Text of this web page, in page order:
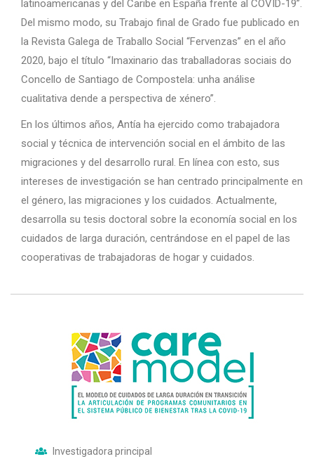
latinoamericanas y del Caribe en España frente al COVID-19”.
Del mismo modo, su Trabajo final de Grado fue publicado en
la Revista Galega de Traballo Social “Fervenzas” en el año
2020, bajo el título “Imaxinario das traballadoras sociais do
Concello de Santiago de Compostela: unha análise
cualitativa dende a perspectiva de xénero”.
En los últimos años, Antía ha ejercido como trabajadora
social y técnica de intervención social en el ámbito de las
migraciones y del desarrollo rural. En línea con esto, sus
intereses de investigación se han centrado principalmente en
el género, las migraciones y los cuidados. Actualmente,
desarrolla su tesis doctoral sobre la economía social en los
cuidados de larga duración, centrándose en el papel de las
cooperativas de trabajadoras de hogar y cuidados.
Investigadora principal